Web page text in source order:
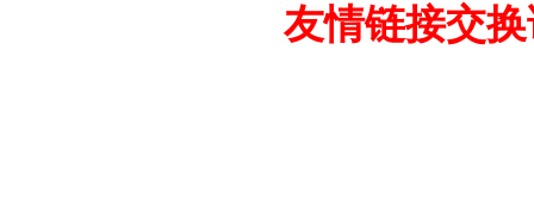
友情链接交换